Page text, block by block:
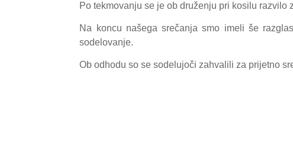
Po tekmovanju se je ob druženju pri kosilu
Na koncu našega srečanja smo imeli še
sodelovanje.
Ob odhodu so se sodelujoči zahvalili za prijetno